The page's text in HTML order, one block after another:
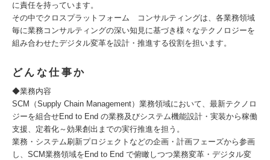
に責任を持っています。
その中でクロスプラットフォーム コンサルティングは、各業務領域
毎に業務コンサルティングの深い知見に基づき様々なテクノロジーを
組み合わせたデジタル変革を設計・推進する役割を担います。
どんな仕事か
◆業務内容
SCM（Supply Chain Management）業務領域において、最新テクノロ
ジーを組合せEnd to End の業務及びシステム機能設計・実装から稼働
支援、定着化～効果創出までの実行推進を担う。
業務・システム刷新プロジェクトなどの企画・計画フェーズから参画
し、SCM業務領域をEnd to End で俯瞰しつつ業務変革・デジタル変